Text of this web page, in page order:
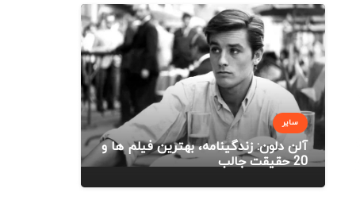
سایر
آلن دلون: زندگینامه، بهترین فیلم ها و
20 حقیقت جالب